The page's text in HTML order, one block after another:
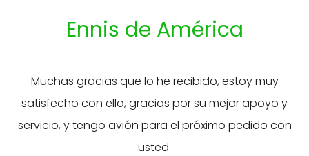
Ennis de América
Muchas gracias que lo he recibido, estoy muy
satisfecho con ello, gracias por su mejor apoyo y
servicio, y tengo avión para el próximo pedido con
usted.